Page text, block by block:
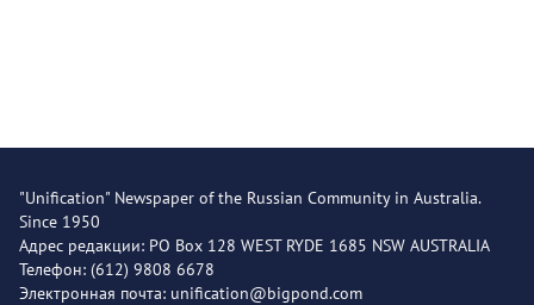
"Unification" Newspaper of the Russian Community in Australia.
Since 1950
Адрес редакции: PO Box 128 WEST RYDE 1685 NSW AUSTRALIA
Телефон: (612) 9808 6678
Электронная почта: unification@bigpond.com